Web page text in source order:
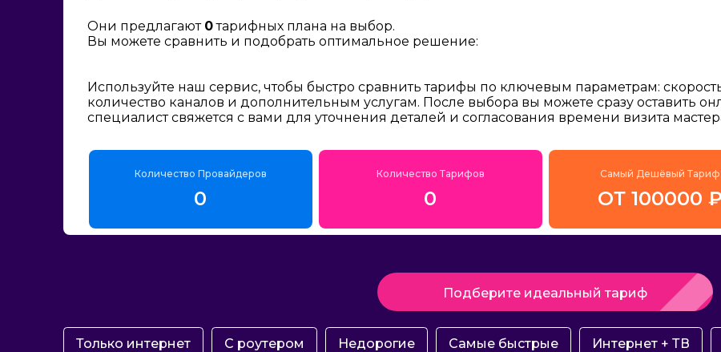
Они предлагают 0тарифных плана на выбор.
Вы можете сравнить и подобрать оптимальное решение:
Используйте наш сервис, чтобы быстро сравнить тарифы по ключевым параметрам:
количество каналов и дополнительным услугам. После выбора вы можете сразу оставить
специалист свяжется с вами для уточнения деталей и согласования времени визита
Количество Провайдеров
0
Количество Тарифов
0
Самый Дешёвый Тариф
ОТ 100000
Подберите идеальный тариф
Только интернет С роутером Недорогие Самые быстрые Интернет + ТВ